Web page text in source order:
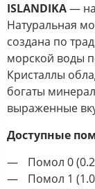
ISLANDIKA—
Натуральная
создана по
морской воды
Кристаллы
богаты
выраженные
Доступные
Помол 0
Помол 1